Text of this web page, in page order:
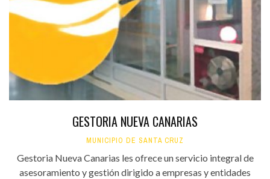
GESTORIA NUEVA CANARIAS
MUNICIPIO DE SANTA CRUZ
Gestoria Nueva Canarias les ofrece un servicio integral de
asesoramiento y gestión dirigido a empresas y entidades